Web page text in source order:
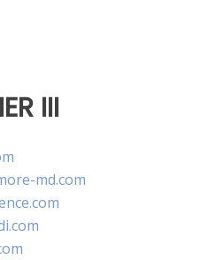
III
md.com